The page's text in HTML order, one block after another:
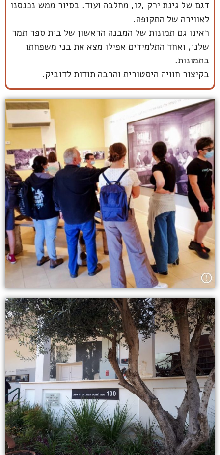
דגם של גינת ירק ,לו, מחלבה ועוד. בסיור ממש נכנסנו
לאווירה של התקופה.
ראינו גם תמונות של המבנה הראשון של בית ספר תמר
שלנו, ואחד התלמידים אפילו מצא את בני משפחתו
בתמונות.
בקיצור חוויה היסטורית והרבה תודות לדוביק.